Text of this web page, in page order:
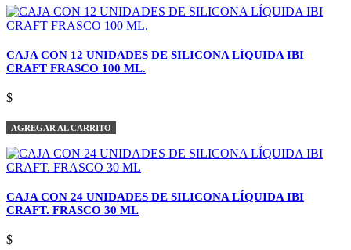
CAJA CON 12 UNIDADES DE SILICONA LÍQUIDA IBI
CRAFT FRASCO 100 ML.
$
AGREGAR AL CARRITO
CAJA CON 24 UNIDADES DE SILICONA LÍQUIDA IBI
CRAFT. FRASCO 30 ML
$